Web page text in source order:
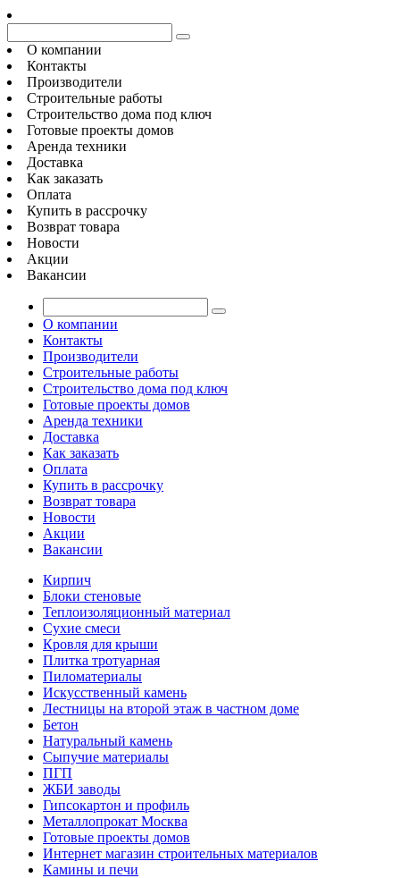
О компании
Контакты
Производители
Строительные работы
Строительство дома под ключ
Готовые проекты домов
Аренда техники
Доставка
Как заказать
Оплата
Купить в рассрочку
Возврат товара
Новости
Акции
Вакансии
О компании
Контакты
Производители
Строительные работы
Строительство дома под ключ
Готовые проекты домов
Аренда техники
Доставка
Как заказать
Оплата
Купить в рассрочку
Возврат товара
Новости
Акции
Вакансии
Кирпич
Блоки стеновые
Теплоизоляционный материал
Сухие смеси
Кровля для крыши
Плитка тротуарная
Пиломатериалы
Искусственный камень
Лестницы на второй этаж в частном доме
Бетон
Натуральный камень
Сыпучие материалы
ПГП
ЖБИ заводы
Гипсокартон и профиль
Металлопрокат Москва
Готовые проекты домов
Интернет магазин строительных материалов
Камины и печи